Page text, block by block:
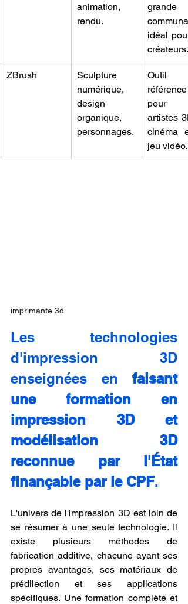
animation,
rendu.
grande
idéal
créateurs.
ZBrush
Sculpture
numérique,
design
organique,
personnages.
Outil
référence
pour
artistes
cinéma
jeu vidéo.
imprimante 3d
Les technologies
d'impression 3D
enseignées en faisant
une formation en
impression 3D et
modélisation 3D
reconnue par l'État
finançable par le CPF.
L'univers de l'impression 3D est loin de
se résumer à une seule technologie. Il
existe plusieurs méthodes de
fabrication additive, chacune ayant ses
propres avantages, ses matériaux de
prédilection et ses applications
spécifiques. Une formation complète et